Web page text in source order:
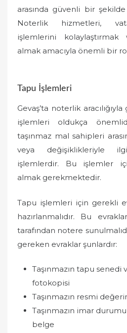
arasında güvenli bir
Noterlik hizmetleri,
işlemlerini
almak amacıyla önemli bir
Tapu İşlemleri
Gevaş’ta noterlik
işlemleri oldukça
taşınmaz mal sahipleri
veya değişiklikleriyle
işlemlerdir. Bu işlemler
almak gerekmektedir.
Tapu işlemleri için gerekli
hazırlanmalıdır. Bu
tarafından notere
gereken evraklar şunlardır:
Taşınmazın tapu senedi
fotokopisi
Taşınmazın resmi
Taşınmazın imar
belge